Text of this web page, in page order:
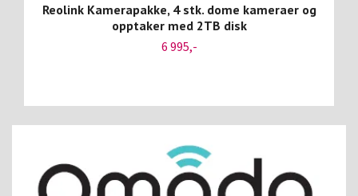
Reolink Kamerapakke, 4 stk. dome kameraer og
opptaker med 2TB disk
6 995,-